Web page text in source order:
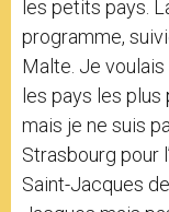
les petits pays.
programme,
Malte. Je
les pays les plus
mais je ne suis
Strasbourg pour
Saint-Jacques